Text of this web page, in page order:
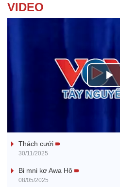
VIDEO
P
a
Thách cưới
30/11/2025
Bi mni kơ Awa Hô
08/05/2025